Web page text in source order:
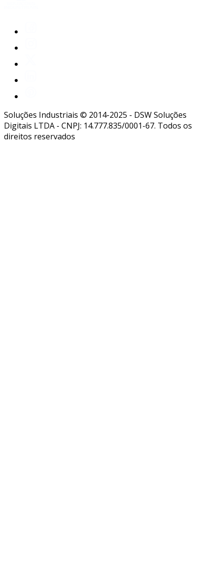
Soluções Industriais © 2014-2025 - DSW Soluções
Digitais LTDA - CNPJ: 14.777.835/0001-67. Todos os
direitos reservados